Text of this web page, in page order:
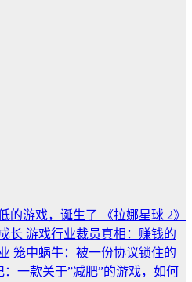
的游戏，诞生了
《拉娜星球 2》
长 游戏行业裁员真相：赚钱的
笼中蜗牛：被一份协议锁住的
：一款关于”减肥”的游戏，如何